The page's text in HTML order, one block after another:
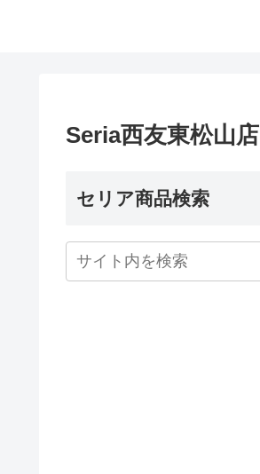
Seria西友東松山店
セリア商品検索